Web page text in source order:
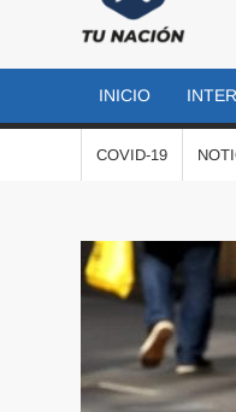
al
INICIO
COVID-19